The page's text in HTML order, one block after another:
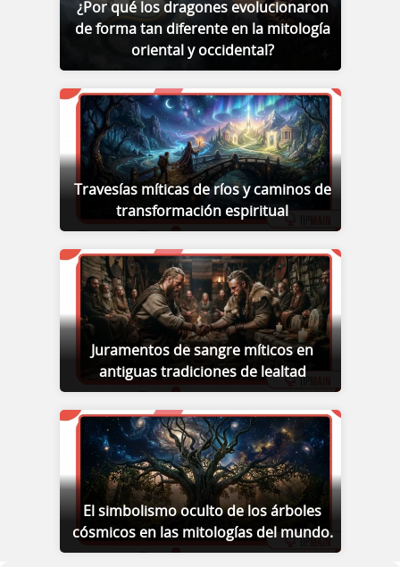
¿Por qué los dragones evolucionaron
de forma tan diferente en la mitología
oriental y occidental?
Travesías míticas de ríos y caminos de
transformación espiritual
Juramentos de sangre míticos en
antiguas tradiciones de lealtad
El simbolismo oculto de los árboles
cósmicos en las mitologías del mundo.